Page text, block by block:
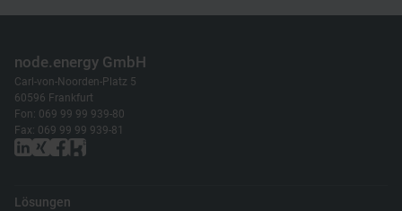
node.energy GmbH
Carl-von-Noorden-Platz 5
60596 Frankfurt
Fon: 069 99 99 939-80
Fax: 069 99 99 939-81
Lösungen